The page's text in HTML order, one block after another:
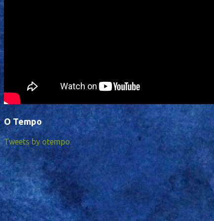
O Tempo
Tweets by otempo